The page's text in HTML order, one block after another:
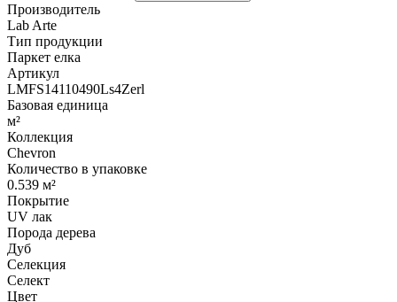
Производитель
Lab Arte
Тип продукции
Паркет елка
Артикул
LMFS14110490Ls4Zerl
Базовая единица
м²
Коллекция
Chevron
Количество в упаковке
0.539 м²
Покрытие
UV лак
Порода дерева
Дуб
Селекция
Селект
Цвет